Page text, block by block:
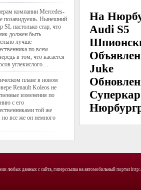
На
Audi S5
Juke
компании Mercedes-
позавидуешь. Нынешний
SL настолько стар, что
должен быть
лучше
по всем
в том, что касается
углекислого…
плане в новом
Renault Koleos не
изменения по
с его
той же
но все же он немного
любых данных с сайта, гиперссылка на автомобильный портал